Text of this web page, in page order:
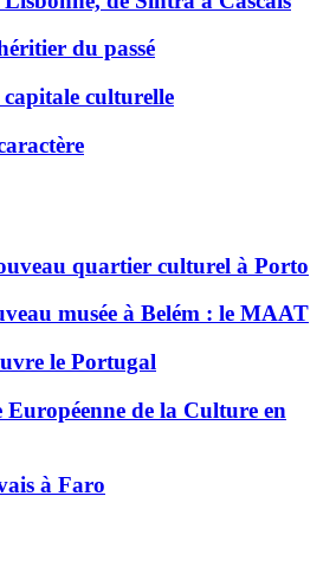
du passé
culturelle
quartier culturel à Porto
musée à Belém : le MAAT
le Portugal
Européenne de la Culture en
à Faro